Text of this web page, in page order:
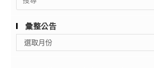
for:
彙整公告
整
選取月份